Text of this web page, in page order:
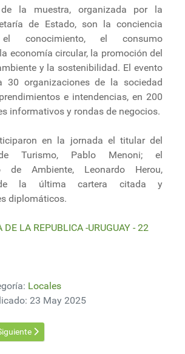
la muestra, organizada por la
de Estado, son la conciencia
el conocimiento, el consumo
economía circular, la promoción del
y la sostenibilidad. El evento
30 organizaciones de la sociedad
e intendencias, en 200
informativos y rondas de negocios.
en la jornada el titular del
Turismo, Pablo Menoni; el
de Ambiente, Leonardo Herou,
de la última cartera citada y
diplomáticos.
DE LA REPUBLICA -URUGUAY - 22
Locales
23 May 2025
Puja entre contratistas atrasa obras de la
siguiente: Cuáles son los nuevos